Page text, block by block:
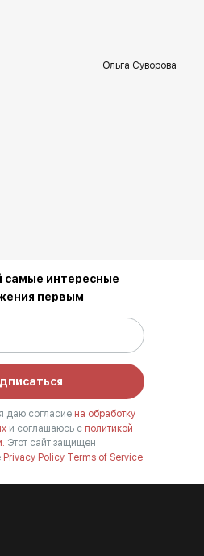
Ольга Суворова
самые интересные
первым
даю согласие на обработку
и соглашаюсь с политикой
Этот сайт защищен
Privacy Policy Terms of Service